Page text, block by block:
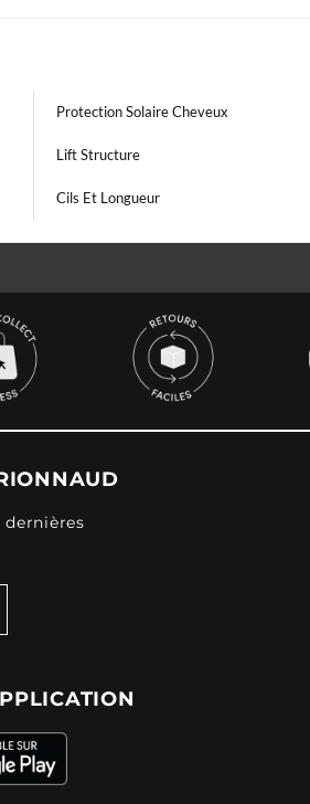
Protection Solaire Cheveux
Lift Structure
Cils Et Longueur
dernières